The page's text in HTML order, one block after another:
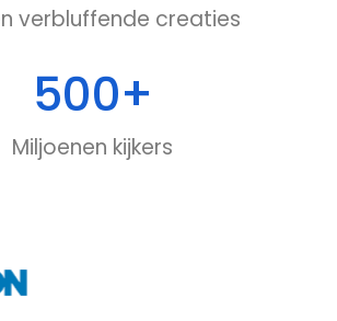
verbluffende creaties
Miljoenen kijkers
500+